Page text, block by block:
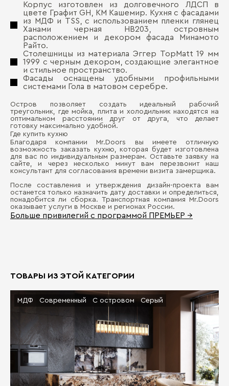
Корпус изготовлен из долговечного ЛДСП в
цвете Графит GH, KM Кашемир. Кухня с фасадами
из МДФ и TSS, с использованием пленки глянец
Ханами черная HB203, островным
расположением и декором фасада Минамото
Райто.
Столешницы из материала Эггер TopMatt 19 мм
1999 с черным декором, создающие элегантное
и стильное пространство.
Фасады оснащены удобными профильными
системами Гола в матовом серебре.
Остров позволяет создать идеальный рабочий
треугольник, где мойка, плита и холодильник находятся на
оптимальном расстоянии друг от друга, что делает
готовку максимально удобной.
Где купить кухню
Благодаря компании Mr.Doors вы имеете отличную
возможность заказать кухню, которая будет изготовлена
для вас по индивидуальным размерам. Оставьте заявку на
сайте, и через несколько минут вам перезвонит наш
консультант для согласования времени визита замерщика.
После составления и утверждения дизайн-проекта вам
останется только назначить дату доставки и определиться,
понадобится ли сборка. Транспортная компания Mr.Doors
оказывает услуги в Москве и регионах России.
Больше привилегий с программой ПРЕМЬЕР →
ТОВАРЫ ИЗ ЭТОЙ КАТЕГОРИИ
МДФ Современный С островом Серый